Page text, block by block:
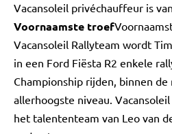
Vacansoleil privéchauffeur is
Voornaamste troef
Vacansoleil Rallyteam wordt
in een Ford Fiësta R2 enkele
Championship rijden, binnen
allerhoogste niveau.
het talententeam van Leo van